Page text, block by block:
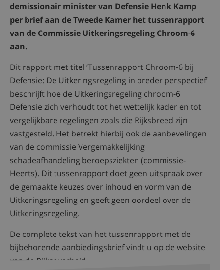
demissionair minister van Defensie Henk Kamp
per brief aan de Tweede Kamer het tussenrapport
van de Commissie Uitkeringsregeling Chroom-6
aan.
Dit rapport met titel ‘Tussenrapport Chroom-6 bij
Defensie: De Uitkeringsregeling in breder perspectief’
beschrijft hoe de Uitkeringsregeling chroom-6
Defensie zich verhoudt tot het wettelijk kader en tot
vergelijkbare regelingen zoals die Rijksbreed zijn
vastgesteld. Het betrekt hierbij ook de aanbevelingen
van de commissie Vergemakkelijking
schadeafhandeling beroepsziekten (commissie-
Heerts). Dit tussenrapport doet geen uitspraak over
de gemaakte keuzes over inhoud en vorm van de
Uitkeringsregeling en geeft geen oordeel over de
Uitkeringsregeling.
De complete tekst van het tussenrapport met de
bijbehorende aanbiedingsbrief vindt u op de website
van de Rijksoverheid.